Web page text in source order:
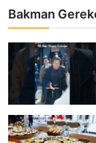
Bakman